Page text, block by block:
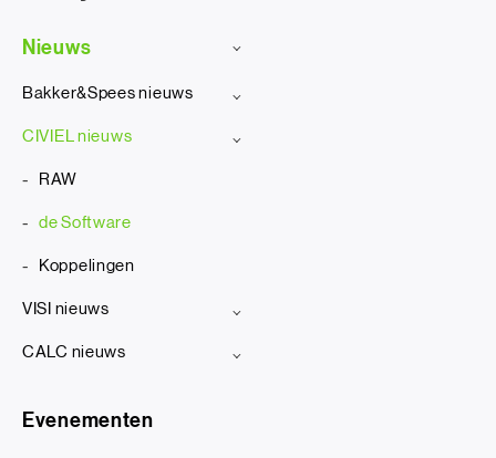
Nieuws
Bakker&Spees nieuws
CIVIEL nieuws
RAW
de Software
Koppelingen
VISI nieuws
CALC nieuws
Evenementen